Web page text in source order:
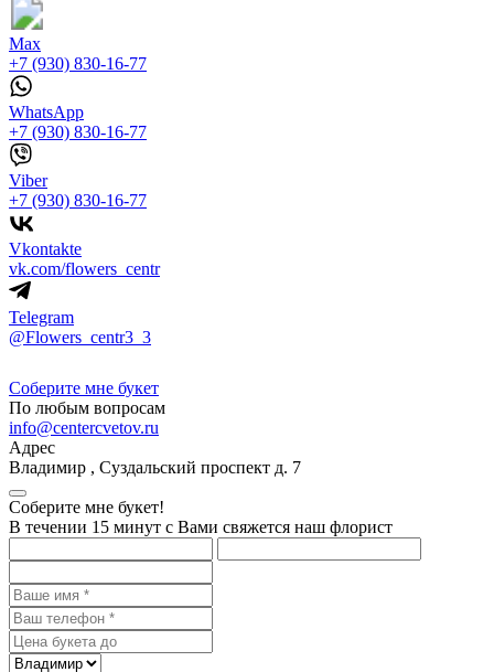
Max
+7 (930) 830-16-77
WhatsApp
+7 (930) 830-16-77
Viber
+7 (930) 830-16-77
Vkontakte
vk.com/flowers_centr
Telegram
@Flowers_centr3_3
Соберите мне букет
По любым вопросам
info@centercvetov.ru
Адрес
Владимир , Суздальский проспект д. 7
Соберите мне букет!
В течении 15 минут с Вами свяжется наш флорист